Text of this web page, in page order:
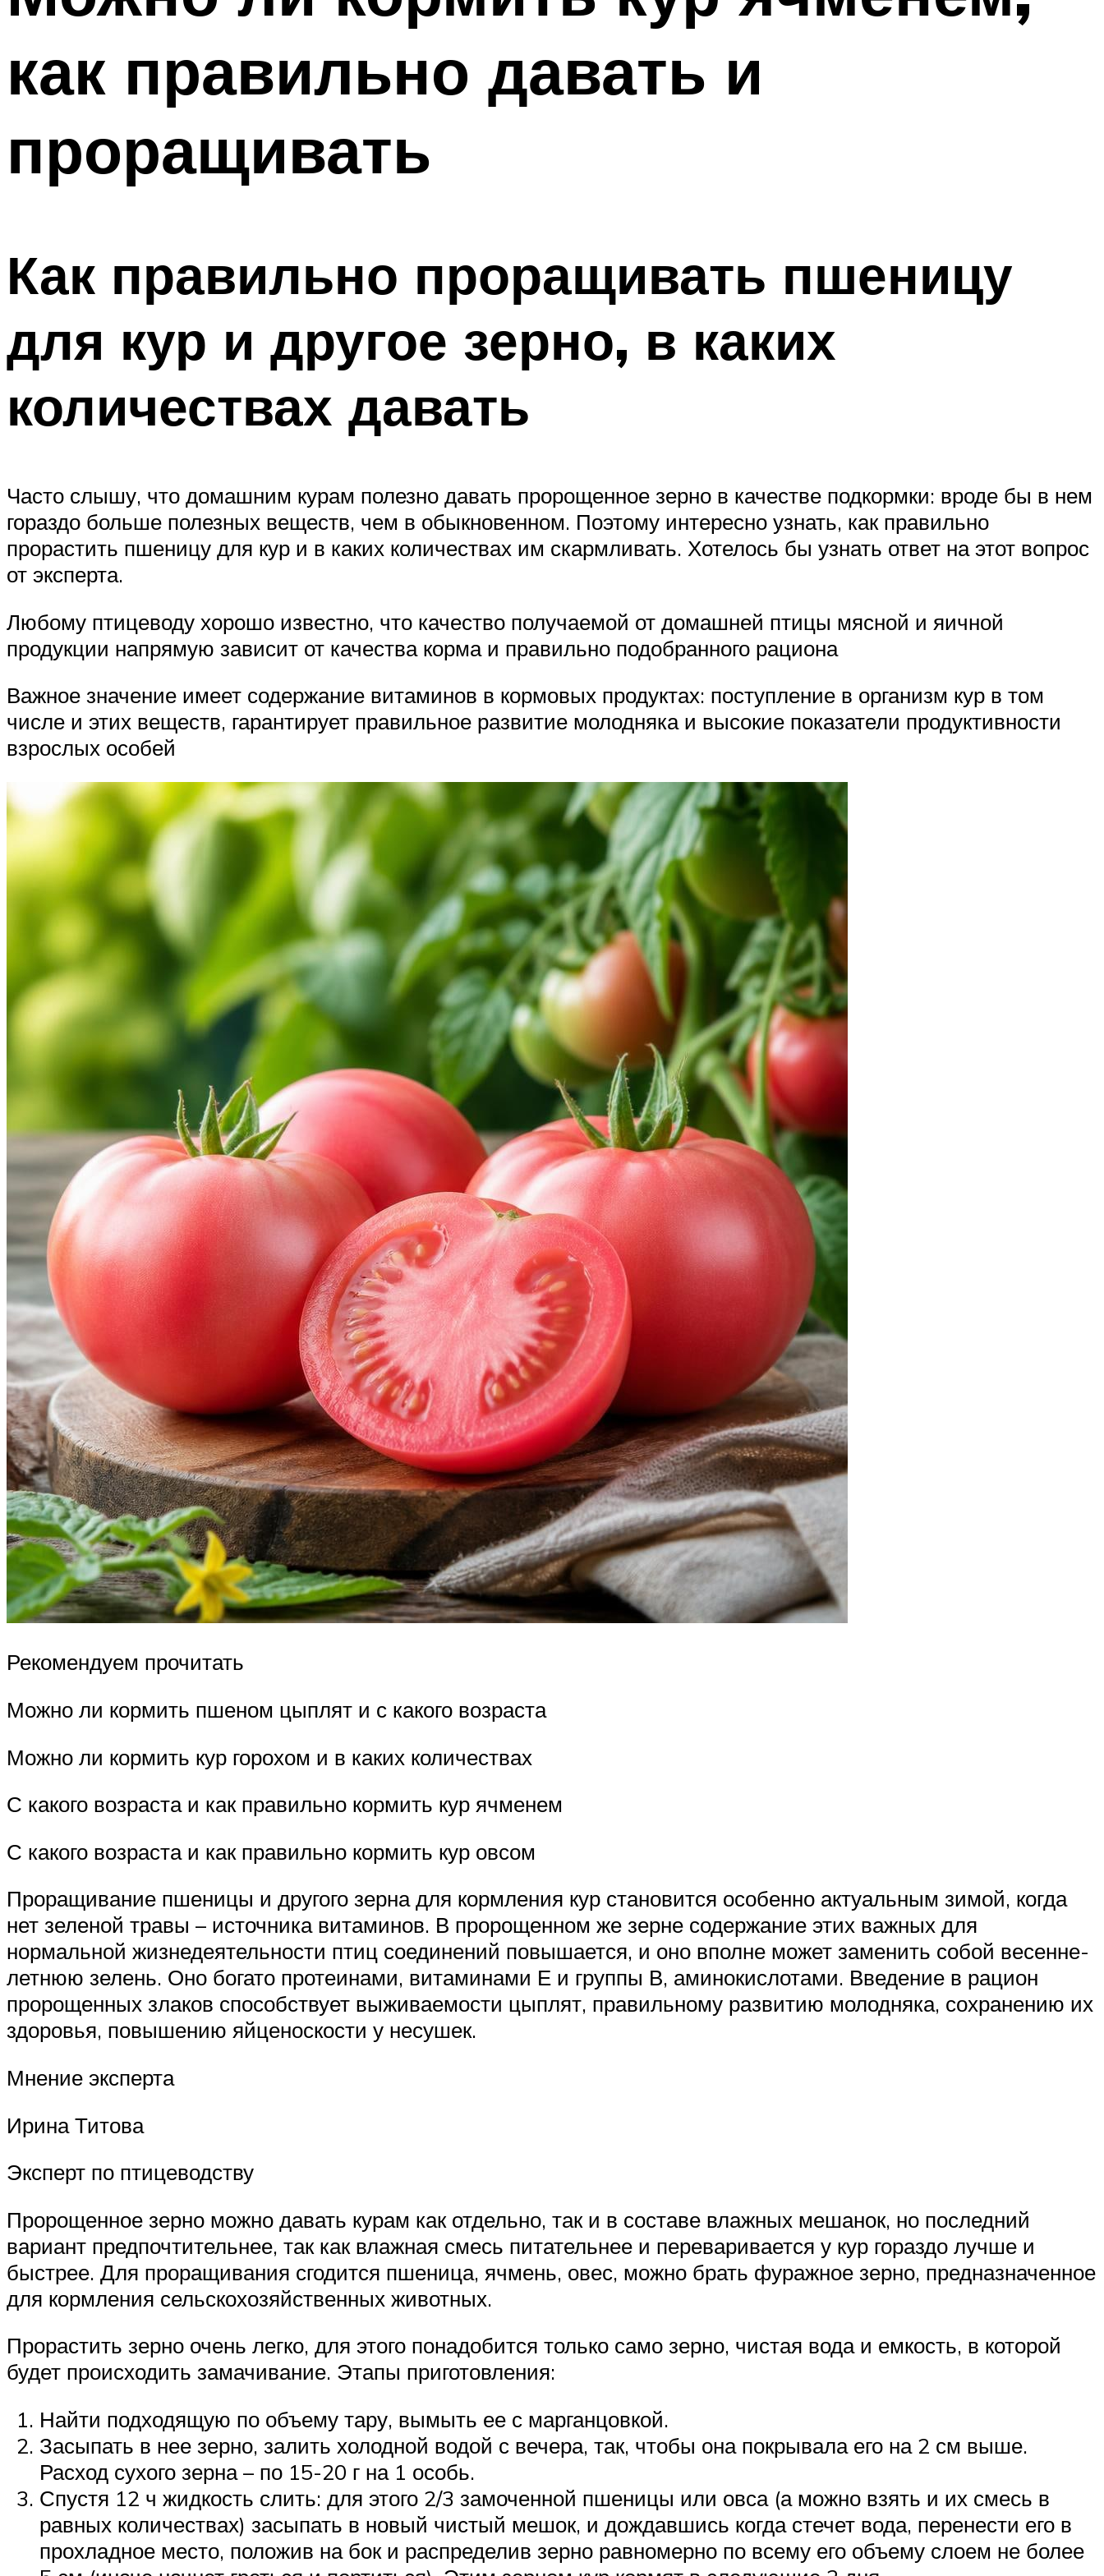
как правильно давать и
проращивать
Как правильно проращивать пшеницу
для кур и другое зерно, в каких
количествах давать
Часто слышу, что домашним курам полезно давать пророщенное зерно в качестве подкормки: вроде бы в нем
гораздо больше полезных веществ, чем в обыкновенном. Поэтому интересно узнать, как правильно
прорастить пшеницу для кур и в каких количествах им скармливать. Хотелось бы узнать ответ на этот вопрос
от эксперта.
Любому птицеводу хорошо известно, что качество получаемой от домашней птицы мясной и яичной
продукции напрямую зависит от качества корма и правильно подобранного рациона
Важное значение имеет содержание витаминов в кормовых продуктах: поступление в организм кур в том
числе и этих веществ, гарантирует правильное развитие молодняка и высокие показатели продуктивности
взрослых особей
Рекомендуем прочитать
Можно ли кормить пшеном цыплят и с какого возраста
Можно ли кормить кур горохом и в каких количествах
С какого возраста и как правильно кормить кур ячменем
С какого возраста и как правильно кормить кур овсом
Проращивание пшеницы и другого зерна для кормления кур становится особенно актуальным зимой, когда
нет зеленой травы – источника витаминов. В пророщенном же зерне содержание этих важных для
нормальной жизнедеятельности птиц соединений повышается, и оно вполне может заменить собой весенне-
летнюю зелень. Оно богато протеинами, витаминами Е и группы В, аминокислотами. Введение в рацион
пророщенных злаков способствует выживаемости цыплят, правильному развитию молодняка, сохранению их
здоровья, повышению яйценоскости у несушек.
Мнение эксперта
Ирина Титова
Эксперт по птицеводству
Пророщенное зерно можно давать курам как отдельно, так и в составе влажных мешанок, но последний
вариант предпочтительнее, так как влажная смесь питательнее и переваривается у кур гораздо лучше и
быстрее. Для проращивания сгодится пшеница, ячмень, овес, можно брать фуражное зерно, предназначенное
для кормления сельскохозяйственных животных.
Прорастить зерно очень легко, для этого понадобится только само зерно, чистая вода и емкость, в которой
будет происходить замачивание. Этапы приготовления:
Найти подходящую по объему тару, вымыть ее с марганцовкой.
Засыпать в нее зерно, залить холодной водой с вечера, так, чтобы она покрывала его на 2 см выше.
Расход сухого зерна – по 15-20 г на 1 особь.
Спустя 12 ч жидкость слить: для этого 2/3 замоченной пшеницы или овса (а можно взять и их смесь в
равных количествах) засыпать в новый чистый мешок, и дождавшись когда стечет вода, перенести его в
прохладное место, положив на бок и распределив зерно равномерно по всему его объему слоем не более